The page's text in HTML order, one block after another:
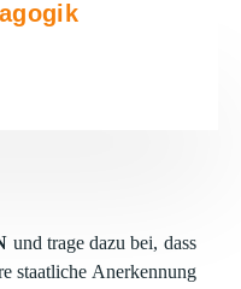
und trage dazu bei, dass
staatliche Anerkennung